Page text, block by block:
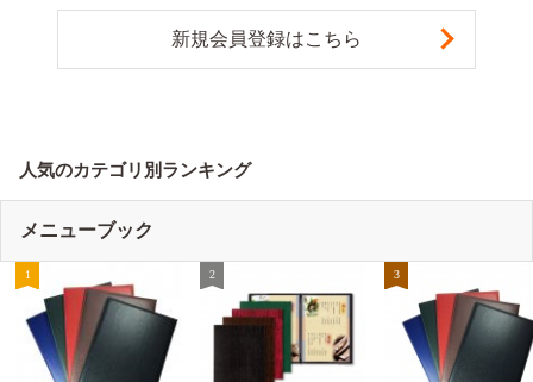
新規会員登録はこちら
人気のカテゴリ別ランキング
メニューブック